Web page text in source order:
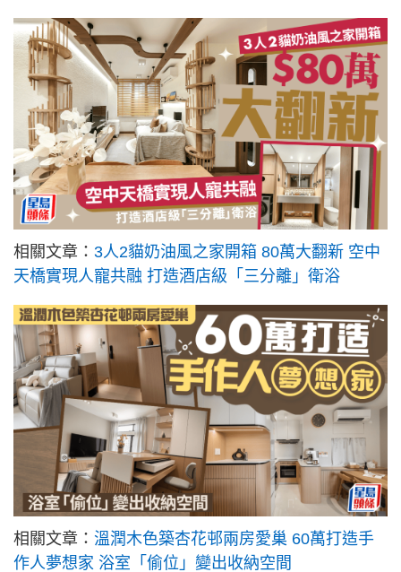
相關文章： 3人2貓奶油風之家開箱 80萬大翻新 空中
天橋實現人寵共融 打造酒店級「三分離」衛浴
相關文章： 溫潤木色築杏花邨兩房愛巢 60萬打造手
作人夢想家 浴室「偷位」變出收納空間